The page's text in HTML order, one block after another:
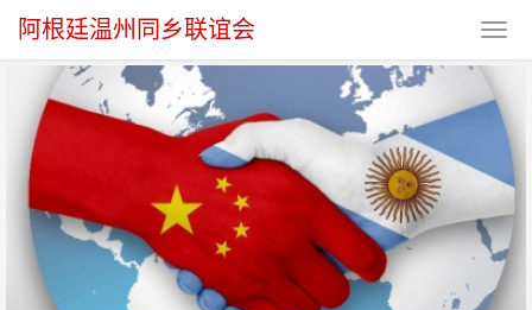
阿根廷温州同乡联谊会
阿根廷温州同乡联谊会